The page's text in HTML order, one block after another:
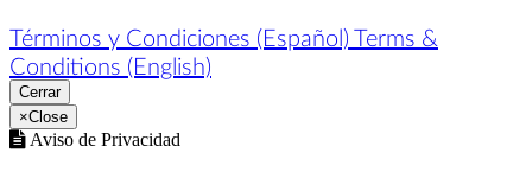
Términos y Condiciones (Español) Terms &
Conditions (English)
Cerrar
×Close
Aviso de Privacidad